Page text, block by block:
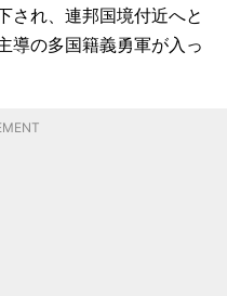
され、連邦国境付近へと
導の多国籍義勇軍が入っ